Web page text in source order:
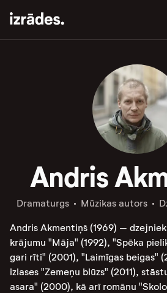
Andris
Dramaturgs Mūzikas autors
Andris Akmentiņš (1969) –
krājumu "Māja" (1992), "Spēka
gari rīti" (2001), "Laimīgas beigas"
izlases "Zemeņu blūzs" (2011),
asara" (2000), kā arī romānu